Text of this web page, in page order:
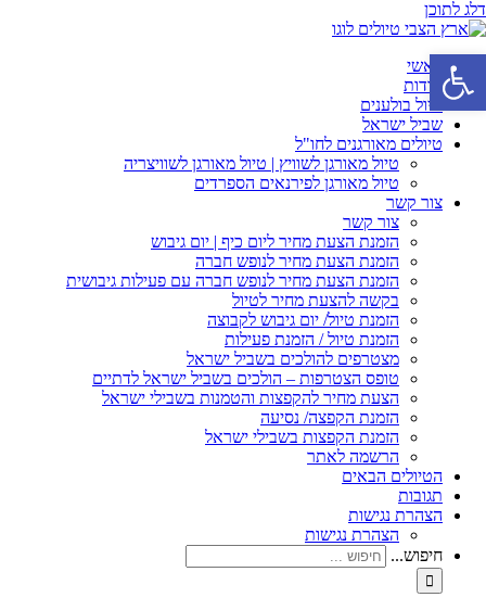
דלג לתוכן
ראשי
אודות
טיול בולענים
שביל ישראל
טיולים מאורגנים לחו"ל
טיול מאורגן לשוויץ | טיול מאורגן לשוויצריה
טיול מאורגן לפירנאים הספרדים
צור קשר
צור קשר
הזמנת הצעת מחיר ליום כיף | יום גיבוש
הזמנת הצעת מחיר לנופש חברה
הזמנת הצעת מחיר לנופש חברה עם פעילות גיבושית
בקשה להצעת מחיר לטיול
הזמנת טיול/ יום גיבוש לקבוצה
הזמנת טיול / הזמנת פעילות
מצטרפים להולכים בשביל ישראל
טופס הצטרפות – הולכים בשביל ישראל לדתיים
הצעת מחיר להקפצות והטמנות בשבילי ישראל
הזמנת הקפצה/ נסיעה
הזמנת הקפצות בשבילי ישראל
הרשמה לאתר
הטיולים הבאים
תגובות
הצהרת נגישות
הצהרת נגישות
חיפוש...
פתח סרגל נגישות